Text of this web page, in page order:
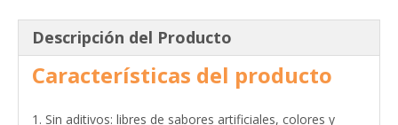
Descripción del Producto
Características del producto
1. Sin aditivos: libres de sabores artificiales, colores y